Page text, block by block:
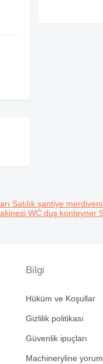
Satılık şantiye merdiveni
WC duş konteyner
Bilgi
Hüküm ve Koşullar
Gizlilik politikası
Güvenlik ipuçları
Machineryline